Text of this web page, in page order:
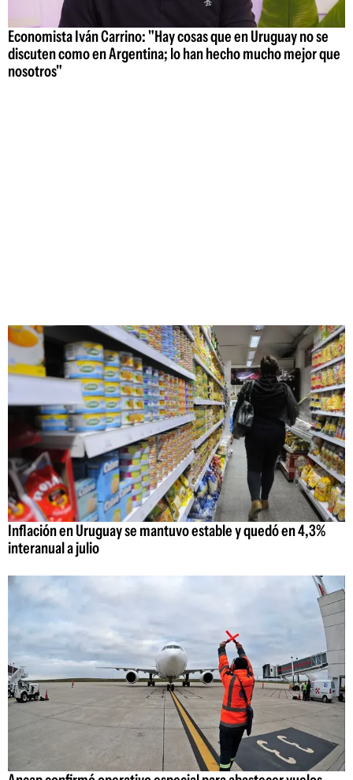
Economista Iván Carrino: "Hay cosas que en Uruguay no se
discuten como en Argentina; lo han hecho mucho mejor que
nosotros"
Inflación en Uruguay se mantuvo estable y quedó en 4,3%
interanual a julio